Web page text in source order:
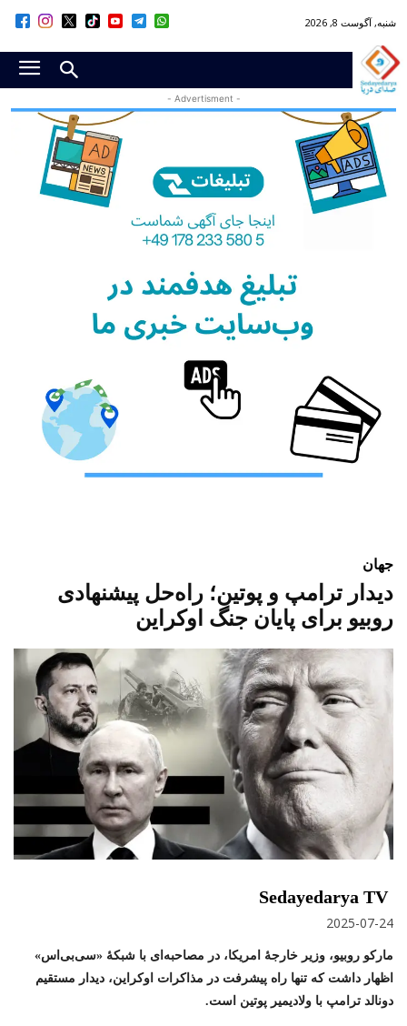
شنبه, آگوست 8, 2026
- Advertisment -
جهان
دیدار ترامپ و پوتین؛ راه‌حل پیشنهادی
روبیو برای پایان جنگ اوکراین
Sedayedarya TV
2025-07-24
مارکو روبیو، وزیر خارجهٔ امریکا، در مصاحبه‌ای با شبکهٔ «سی‌بی‌اس»
اظهار داشت که تنها راه پیشرفت در مذاکرات اوکراین، دیدار مستقیم
دونالد ترامپ با ولادیمیر پوتین است.